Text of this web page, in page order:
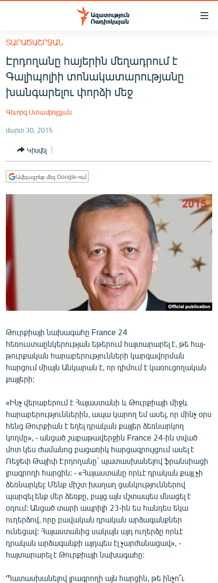
Մատչելիության
հիմնական
բովանդակությանը
Անցնել
հիմնական
մենյուին
ՀԱՅԱՍՏԱՆ
ՔԱՂԱՔԱԿԱՆ
ՏՆՏԵՍՈՒԹՅՈՒՆ
ՂԱՐԱԲԱՂ
ՏԱՐԱԾԱՇՐՋԱՆ
ՍՊՈՐՏ
ՄԵԿՆԱԲԱՆՈՒԹՅՈՒՆ
ԱՐԽԻՎ
ՏԵՍԱՆՅՈՒԹԵՐ
ԲԱՆԱՎԵՃ
ՁԳՏԵԼՈՎ ԼԱՎԱԳՈՒՅՆԻՆ
ՓՈԴՔԱՍԹ
Հայերեն
English
Русский
ՀԵՏԵՎԵՔ ՄԵԶ
«Ազատության» բոլոր կայքերը
ՏԱՐԱԾԱՇՐՋԱՆ
Էրդողանը հայերին մեղադրում է
Գալիպոլիի տոնակատարությանը
խանգարելու փորձի մեջ
Գեւորգ Ստամբոլցյան
մարտ 30, 2015
Կիսվել
Ավելացրեք մեզ Google-ում
Թուրքիայի նախագահը France 24
հեռուստաընկերության եթերում հայտարարել է, թե հայ-
թուրքական հարաբերությունների կարգավորման
հարցում միայն Անկարան է, որ դիմում է կառուցողական
քայլերի:
«Ինչ վերաբերում է Հայաստանի և Թուրքիայի միջև
հարաբերություններին, ապա կարող եմ ասել, որ մինչ օրս
հենց Թուրքիան է եղել դրական քայլեր ձեռնարկող
կողմը», - անցած շաբաթավերջին France 24-ին տված
մոտ կես ժամանոց բացառիկ հարցազրույցում ասել է
Ռեջեփ Թայիփ Էրդողանը` պատասխանելով ֆրանսիացի
լրագրողի հարցին: - «Հայաստանը որևէ դրական քայլ չի
ձեռնարկել: Մենք միշտ խաղաղ ցանկություններով
պարզել ենք մեր ձեռքը, բայց այն մշտապես մնացել է
օդում: Անցած տարի ապրիլի 23-ին ես հանդես եկա
ուղերձով, որը բավական դրական արձագանքներ
ունեցավ: Հայաստանից սակայն այդ ուղերձը որևէ
դրական արձագանքի այդպես էլ չարժանացավ», -
հայտարարել է Թուրքիայի նախագահը:
Պատասխանելով լրագրողի այն հարցին, թե ինչո՞ւ